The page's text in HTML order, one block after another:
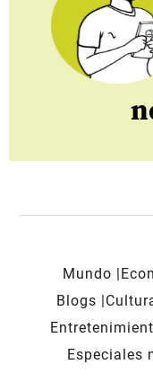
Mundo
Blogs
Especiales